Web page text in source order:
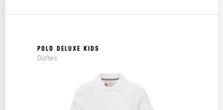
POLO DELUXE KIDS
Crafters